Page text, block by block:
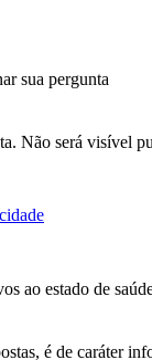
sua pergunta
Não será visível
ao estado de
é de caráter